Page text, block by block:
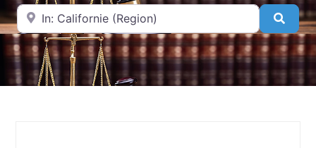
A proximité de